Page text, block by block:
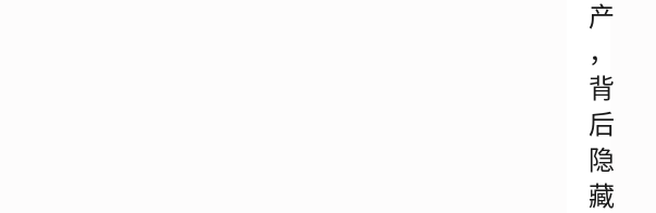
产
，
背
后
隐
藏